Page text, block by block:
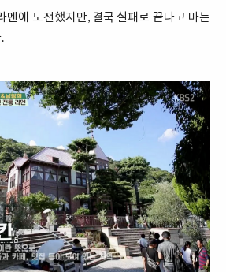
멘에 도전했지만, 결국 실패로 끝나고 마는